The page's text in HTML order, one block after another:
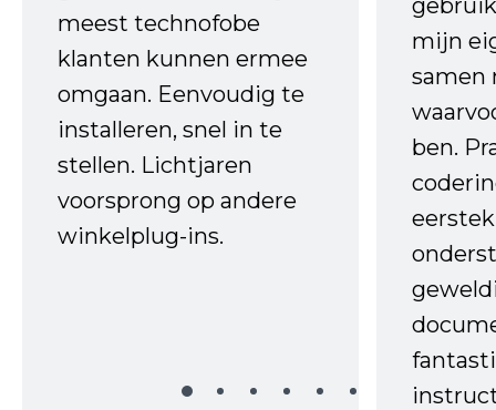
meest technofobe
klanten kunnen ermee
omgaan. Eenvoudig te
installeren, snel in te
stellen. Lichtjaren
voorsprong op andere
winkelplug-ins.
mijn
samen
ben.